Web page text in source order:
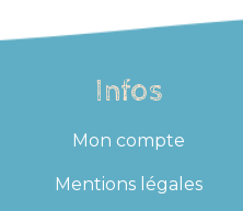
produit
Infos
Mon compte
Mentions légales